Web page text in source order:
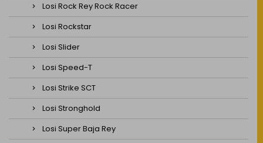
Losi Rock Rey Rock Racer
Losi Rockstar
Losi Slider
Losi Speed-T
Losi Strike SCT
Losi Stronghold
Losi Super Baja Rey